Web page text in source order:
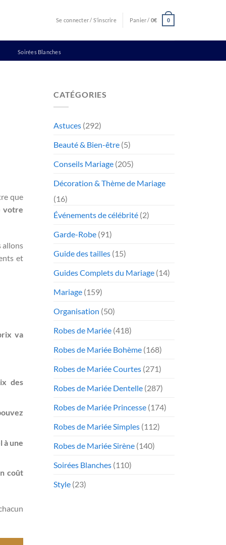
Se connecter / S’inscrire Panier / 0€ 0
Soirées Blanches
que
votre
allons
et
va
des
à une
coût
CATÉGORIES
Astuces (292)
Beauté & Bien-être (5)
Conseils Mariage (205)
Décoration & Thème de Mariage
(16)
Événements de célébrité (2)
Garde-Robe (91)
Guide des tailles (15)
Guides Complets du Mariage (14)
Mariage (159)
Organisation (50)
Robes de Mariée (418)
Robes de Mariée Bohème (168)
Robes de Mariée Courtes (271)
Robes de Mariée Dentelle (287)
Robes de Mariée Princesse (174)
Robes de Mariée Simples (112)
Robes de Mariée Sirène (140)
Soirées Blanches (110)
Style (23)